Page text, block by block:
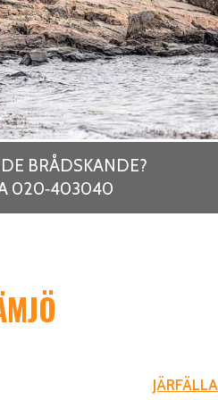
BRÅDSKANDE?
020‑403040
JÄRFÄLLA